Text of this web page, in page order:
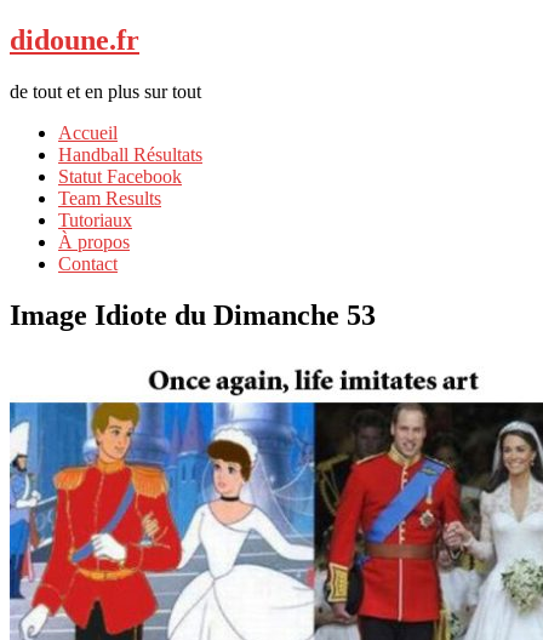
didoune.fr
de tout et en plus sur tout
Accueil
Handball Résultats
Statut Facebook
Team Results
Tutoriaux
À propos
Contact
Image Idiote du Dimanche 53